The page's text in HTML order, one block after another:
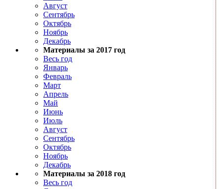
Август
Сентябрь
Октябрь
Ноябрь
Декабрь
Материалы за 2017 год
Весь год
Январь
Февраль
Март
Апрель
Май
Июнь
Июль
Август
Сентябрь
Октябрь
Ноябрь
Декабрь
Материалы за 2018 год
Весь год